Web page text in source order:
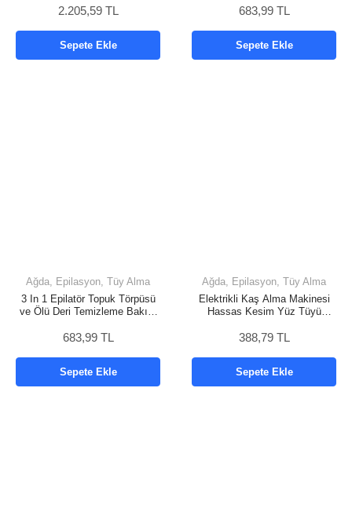
2.205,59 TL
Sepete Ekle
683,99 TL
Sepete Ekle
Ağda, Epilasyon, Tüy Alma
3 In 1 Epilatör Topuk Törpüsü
ve Ölü Deri Temizleme Bakım
683,99 TL
Sepete Ekle
Ağda, Epilasyon, Tüy Alma
Elektrikli Kaş Alma Makinesi
Hassas Kesim Yüz Tüyü
388,79 TL
Sepete Ekle